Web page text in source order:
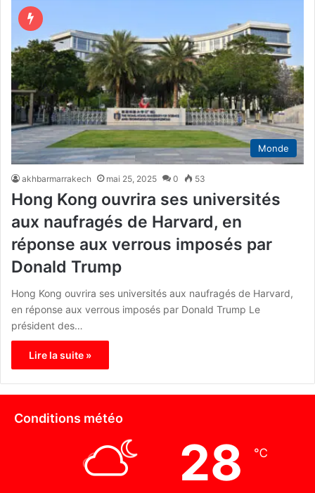
Monde
akhbarmarrakech mai 25, 2025 0 53
Hong Kong ouvrira ses universités
aux naufragés de Harvard, en
réponse aux verrous imposés par
Donald Trump
Hong Kong ouvrira ses universités aux naufragés de Harvard,
en réponse aux verrous imposés par Donald Trump Le
président des…
Lire la suite »
Conditions météo
28 ℃